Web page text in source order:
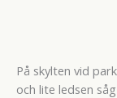
På skylten vid
och lite ledsen